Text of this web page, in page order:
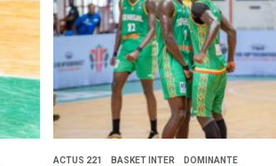
ACTUS 221 BASKET INTER
DOMINANTE